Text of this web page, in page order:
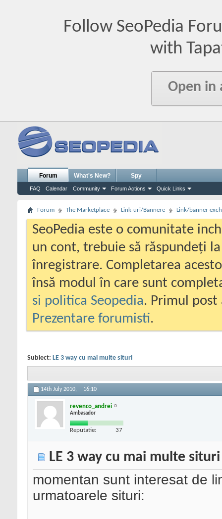
Follow SeoPedia
with
Open in
Forum
FAQ Calendar Community Forum Actions Quick Links
What's New? Spy
Forum The Marketplace Link-uri/Bannere Link/banner
SeoPedia este o comunitate
un cont, trebuie să răspundeți
înregistrare. Completarea
însă modul în care sunt
si politica Seopedia. Primul
Prezentare forumisti.
Subiect: LE 3 way cu mai multe situri
14th July 2010, 16:10
revenco_andrei
Ambasador
Reputatie: 37
LE 3 way cu mai multe situri
momentan sunt interesat de
urmatoarele situri: